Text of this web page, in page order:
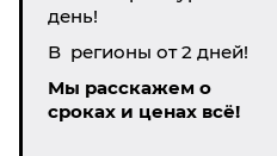
день!
В регионы от 2 дней!
Мы расскажем о
сроках и ценах всё!